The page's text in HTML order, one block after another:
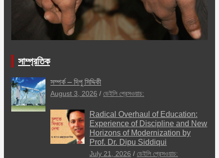
সাম্প্রতিক
সম্পর্ক – দিপু সিদ্দিকী
August 3, 2026 ডেইলি প্রেসওয়াচ:
Radical Overhaul of Education:
Experience of Discipline and New
Horizons of Modernization by
Prof. Dr. Dipu Siddiqui
July 21, 2026 ডেইলি প্রেসওয়াচ: